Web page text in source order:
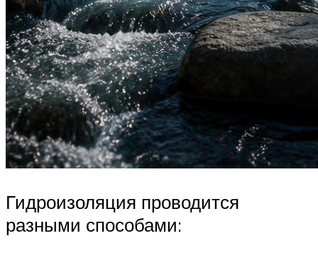
Гидроизоляция проводится
разными способами: